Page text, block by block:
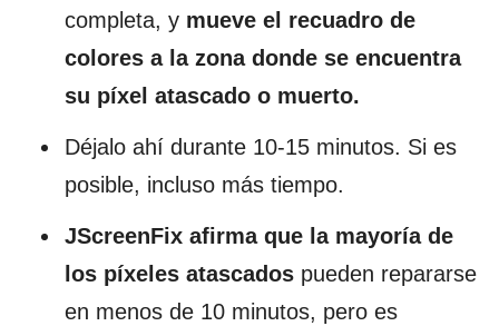
completa, y mueve el recuadro de
colores a la zona donde se encuentra
su píxel atascado o muerto.
Déjalo ahí durante 10-15 minutos. Si es
posible, incluso más tiempo.
JScreenFix afirma que la mayoría de
los píxeles atascados pueden repararse
en menos de 10 minutos, pero es